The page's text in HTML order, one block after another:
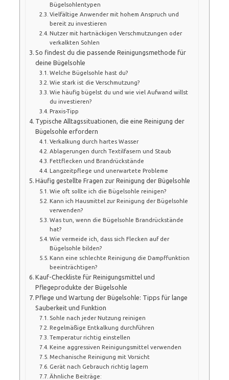
Bügelsohlentypen
Vielfältige Anwender mit hohem Anspruch und
bereit zu investieren
Nutzer mit hartnäckigen Verschmutzungen oder
verkalkten Sohlen
So findest du die passende Reinigungsmethode für
deine Bügelsohle
Welche Bügelsohle hast du?
Wie stark ist die Verschmutzung?
Wie häufig bügelst du und wie viel Aufwand willst
du investieren?
Praxis-Tipp
Typische Alltagssituationen, die eine Reinigung der
Bügelsohle erfordern
Verkalkung durch hartes Wasser
Ablagerungen durch Textilfasern und Staub
Fettflecken und Brandrückstände
Langzeitpflege und unerwartete Probleme
Häufig gestellte Fragen zur Reinigung der Bügelsohle
Wie oft sollte ich die Bügelsohle reinigen?
Kann ich Hausmittel zur Reinigung der Bügelsohle
verwenden?
Was tun, wenn die Bügelsohle Brandrückstände
hat?
Wie vermeide ich, dass sich Flecken auf der
Bügelsohle bilden?
Kann eine schlechte Reinigung die Dampffunktion
beeinträchtigen?
Kauf-Checkliste für Reinigungsmittel und
Pflegeprodukte der Bügelsohle
Pflege und Wartung der Bügelsohle: Tipps für lange
Sauberkeit und Funktion
Sohle nach jeder Nutzung reinigen
Regelmäßige Entkalkung durchführen
Temperatur richtig einstellen
Keine aggressiven Reinigungsmittel verwenden
Mechanische Reinigung mit Vorsicht
Gerät nach Gebrauch richtig lagern
Ähnliche Beiträge: